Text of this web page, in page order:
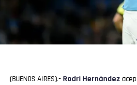
(BUENOS AIRES).- Rodri Hernández